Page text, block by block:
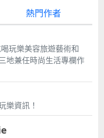
熱門作者
玩樂美容旅遊藝術和
地兼任時尚生活專欄作
樂資訊！